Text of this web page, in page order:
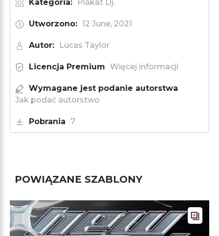
Kategoria: Plakat Dj.
Utworzono: 12 June, 2021
Autor: Lucas Taylor
Licencja Premium Więcej informacji
Wymagane jest podanie autorstwa
Jak podać autorstwo
Pobrania 7
POWIĄZANE SZABLONY